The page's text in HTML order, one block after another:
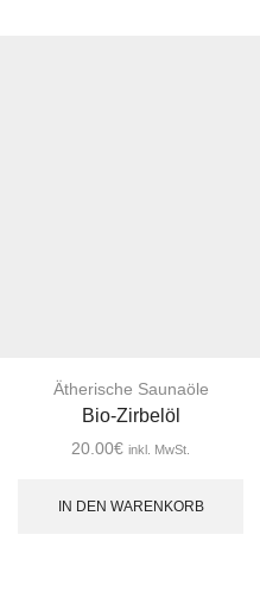
Ätherische Saunaöle
Bio-Zirbelöl
20.00€ inkl. MwSt.
IN DEN WARENKORB